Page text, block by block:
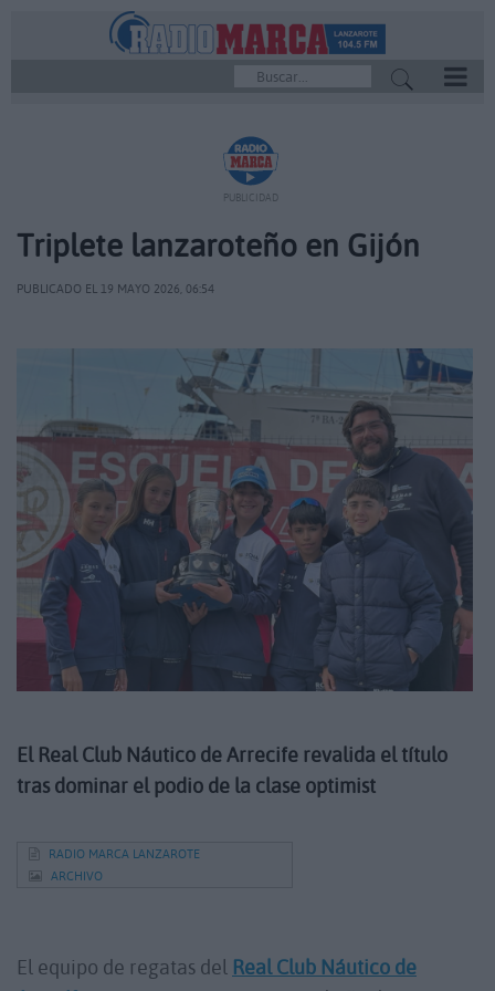
PUBLICIDAD
Triplete lanzaroteño en Gijón
PUBLICADO EL 19 MAYO 2026, 06:54
El Real Club Náutico de Arrecife revalida el título
tras dominar el podio de la clase optimist
RADIO MARCA LANZAROTE
ARCHIVO
El equipo de regatas del Real Club Náutico de